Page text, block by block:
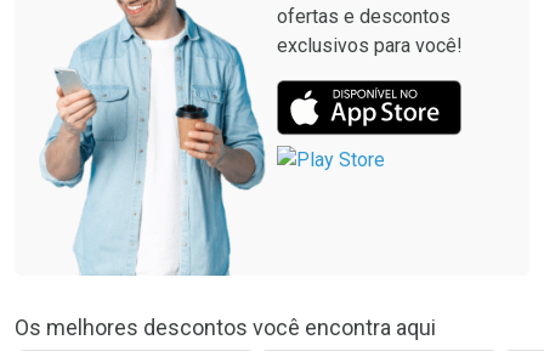
ofertas e descontos
exclusivos para você!
Os melhores descontos você encontra aqui